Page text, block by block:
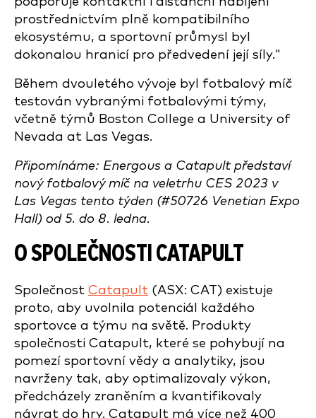
prostřednictvím plně kompatibilního
ekosystému, a sportovní průmysl byl
dokonalou hranicí pro předvedení její síly."
Během dvouletého vývoje byl fotbalový míč
testován vybranými fotbalovými týmy,
včetně týmů Boston College a University of
Nevada at Las Vegas.
Připomínáme: Energous a Catapult představí
nový fotbalový míč na veletrhu CES 2023 v
Las Vegas tento týden (#50726 Venetian Expo
Hall) od 5. do 8. ledna.
O SPOLEČNOSTI CATAPULT
Společnost Catapult (ASX: CAT) existuje
proto, aby uvolnila potenciál každého
sportovce a týmu na světě. Produkty
společnosti Catapult, které se pohybují na
pomezí sportovní vědy a analytiky, jsou
navrženy tak, aby optimalizovaly výkon,
předcházely zraněním a kvantifikovaly
návrat do hry. Catapult má více než 400